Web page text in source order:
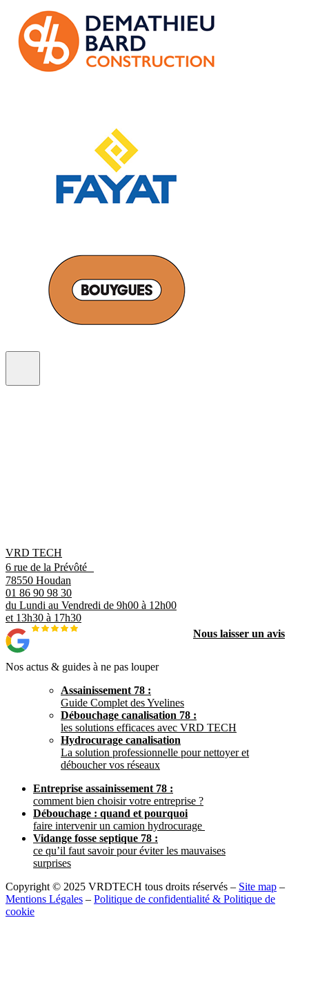
VRD TECH
6 rue de la Prévôté
78550 Houdan
01 86 90 98 30
du Lundi au Vendredi de 9h00 à 12h00
et 13h30 à 17h30
Nous laisser un avis
Nos actus & guides à ne pas louper
Assainissement 78 :
Guide Complet des Yvelines
Débouchage canalisation 78 :
les solutions efficaces avec VRD TECH
Hydrocurage canalisation
La solution professionnelle pour nettoyer et
déboucher vos réseaux
Entreprise assainissement 78 :
comment bien choisir votre entreprise ?
Débouchage : quand et pourquoi
faire intervenir un camion hydrocurage
Vidange fosse septique 78 :
ce qu’il faut savoir pour éviter les mauvaises
surprises
Copyright © 2025 VRDTECH tous droits réservés – Site map –
Mentions Légales – Politique de confidentialité & Politique de
cookie